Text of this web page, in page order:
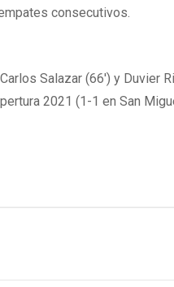
consecutivos.
Salazar (66′) y Duvier
2021 (1-1 en San